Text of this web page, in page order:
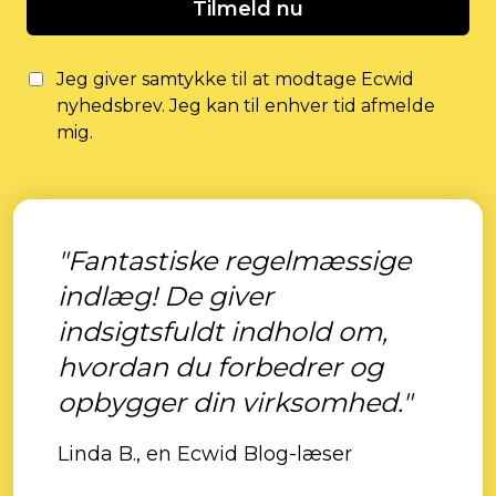
Tilmeld nu
Jeg giver samtykke til at modtage Ecwid
nyhedsbrev. Jeg kan til enhver tid afmelde
mig.
"Fantastiske regelmæssige
indlæg! De giver
indsigtsfuldt indhold om,
hvordan du forbedrer og
opbygger din virksomhed."
Linda B., en Ecwid Blog-læser